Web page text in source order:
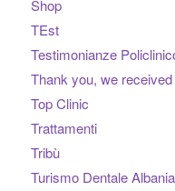
Shop
TEst
Testimonianze
Thank you, we
Top Clinic
Trattamenti
Tribù
Turismo Dentale Albania